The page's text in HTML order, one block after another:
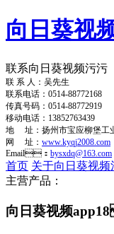
向日葵视
联系向日葵视频污污
联 系 人：吴先生
联系电话：0514-88772168
传真号码：0514-88772919
移动电话：13852763439
地 址：扬州市宝应柳堡工
网 址： www.kyqj2008.com
Email： bysxdq@163.com
首页 关于向日葵视频
主营产品：
向日葵视频